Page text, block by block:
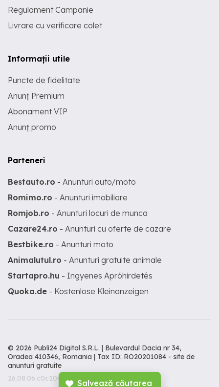
Salvează căutarea
Regulament Campanie
Livrare cu verificare colet
Informații utile
Puncte de fidelitate
Anunț Premium
Abonament VIP
Anunț promo
Parteneri
Bestauto.ro - Anunturi auto/moto
Romimo.ro - Anunturi imobiliare
Romjob.ro - Anunturi locuri de munca
Cazare24.ro - Anunturi cu oferte de cazare
Bestbike.ro - Anunturi moto
Animalutul.ro - Anunturi gratuite animale
Startapro.hu - Ingyenes Apróhirdetés
Quoka.de - Kostenlose Kleinanzeigen
© 2026 Publi24 Digital S.R.L. | Bulevardul Dacia nr 34,
Oradea 410346, Romania | Tax ID: RO20201084 - site de
anunturi gratuite
26.08.06.c0c206c